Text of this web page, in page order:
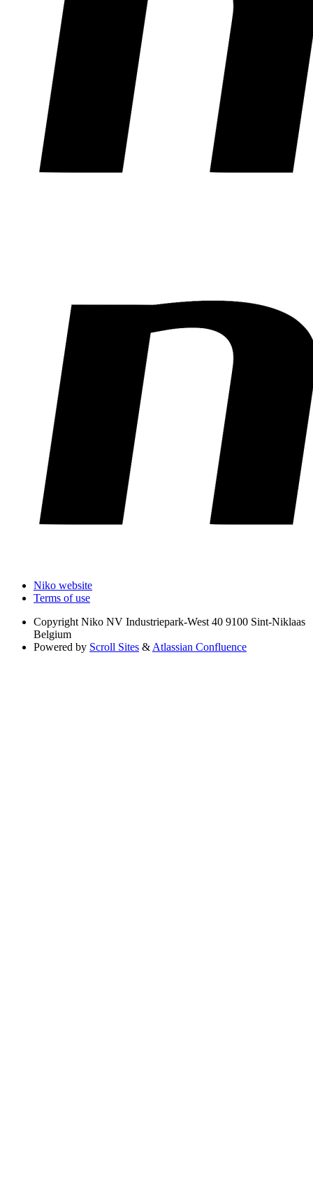
Niko website
Terms of use
Copyright Niko NV Industriepark-West 40 9100 Sint-Niklaas
Belgium
Powered by Scroll Sites & Atlassian Confluence